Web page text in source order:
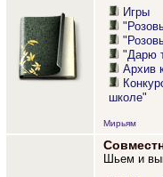
Игры
"Дарю
Архив
школе"
Мирьям
Шьем и